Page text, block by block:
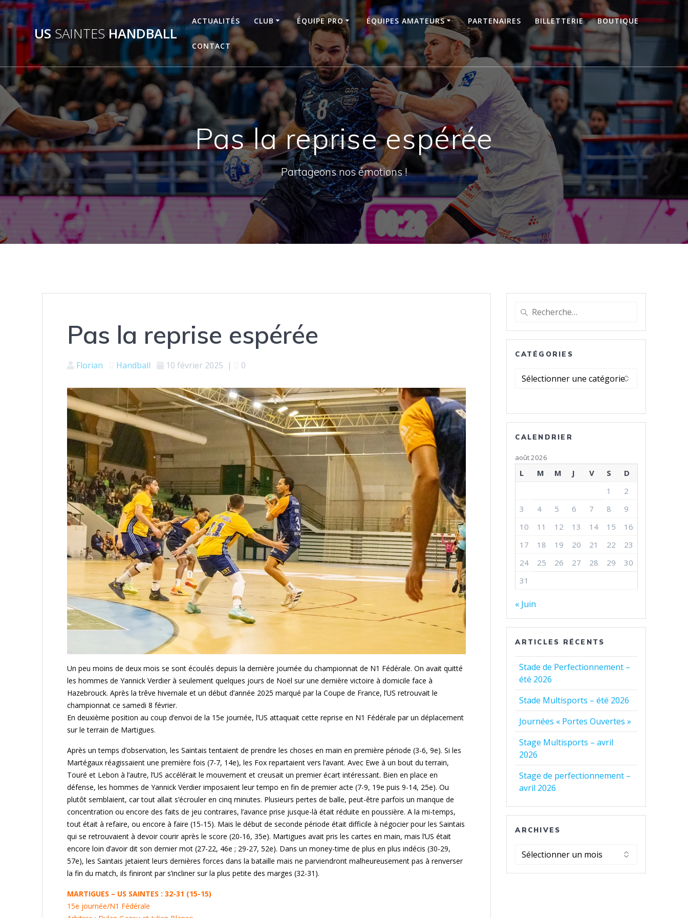
Passer
au
contenu US SAINTESHANDBALL
ACTUALITÉS CLUB ÉQUIPE PRO ÉQUIPES AMATEURS PARTENAIRES BILLETTERIE BOUTIQUE
CONTACT
Pas la reprise espérée
Partageons nos émotions !
Pas la reprise espérée
Florian Handball 10 février 2025 | 0
Un peu moins de deux mois se sont écoulés depuis la dernière journée du championnat de N1 Fédérale. On avait quitté
les hommes de Yannick Verdier à seulement quelques jours de Noël sur une dernière victoire à domicile face à
Hazebrouck. Après la trêve hivernale et un début d’année 2025 marqué par la Coupe de France, l’US retrouvait le
championnat ce samedi 8 février.
En deuxième position au coup d’envoi de la 15e journée, l’US attaquait cette reprise en N1 Fédérale par un déplacement
sur le terrain de Martigues.
Après un temps d’observation, les Saintais tentaient de prendre les choses en main en première période (3-6, 9e). Si les
Martégaux réagissaient une première fois (7-7, 14e), les Fox repartaient vers l’avant. Avec Ewe à un bout du terrain,
Touré et Lebon à l’autre, l’US accélérait le mouvement et creusait un premier écart intéressant. Bien en place en
défense, les hommes de Yannick Verdier imposaient leur tempo en fin de premier acte (7-9, 19e puis 9-14, 25e). Ou
plutôt semblaient, car tout allait s’écrouler en cinq minutes. Plusieurs pertes de balle, peut-être parfois un manque de
concentration ou encore des faits de jeu contraires, l’avance prise jusque-là était réduite en poussière. A la mi-temps,
tout était à refaire, ou encore à faire (15-15). Mais le début de seconde période était difficile à négocier pour les Saintais
qui se retrouvaient à devoir courir après le score (20-16, 35e). Martigues avait pris les cartes en main, mais l’US était
encore loin d’avoir dit son dernier mot (27-22, 46e ; 29-27, 52e). Dans un money-time de plus en plus indécis (30-29,
57e), les Saintais jetaient leurs dernières forces dans la bataille mais ne parviendront malheureusement pas à renverser
la fin du match, ils finiront par s’incliner sur la plus petite des marges (32-31).
MARTIGUES – US SAINTES : 32-31 (15-15)
15e journée/N1 Fédérale
Recherche
:
CATÉGORIES
Catégories
CALENDRIER
août 2026
L M M J V S
D
1
2
3
4 5 6 7 8
9
10
11 12 13 14 15
16
17
18 19 20 21 22
23
24
25 26 27 28 29
30
31
« Juin
ARTICLES RÉCENTS
Stade de Perfectionnement –
été 2026
Stade Multisports – été 2026
Journées « Portes Ouvertes »
Stage Multisports – avril
2026
Stage de perfectionnement –
avril 2026
ARCHIVES
Archives